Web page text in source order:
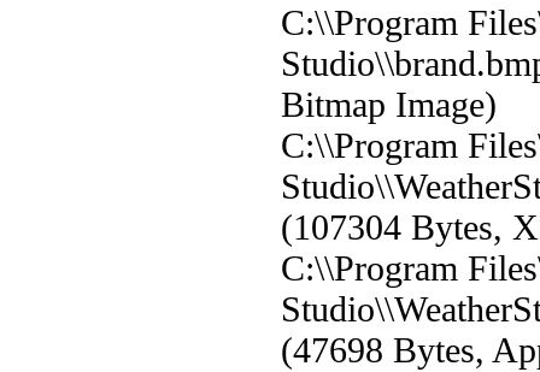
C:\\Program
Bitmap Image)
C:\\Program
(107304 Bytes,
C:\\Program
(47698 Bytes,